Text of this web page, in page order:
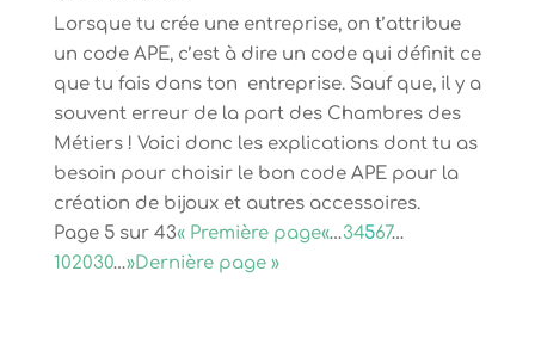
Lorsque tu crée une entreprise, on t’attribue
un code APE, c’est à dire un code qui définit ce
que tu fais dans ton entreprise. Sauf que, il y a
souvent erreur de la part des Chambres des
Métiers ! Voici donc les explications dont tu as
besoin pour choisir le bon code APE pour la
création de bijoux et autres accessoires.
Page 5 sur 43« Première page«…34567…
102030…»Dernière page »